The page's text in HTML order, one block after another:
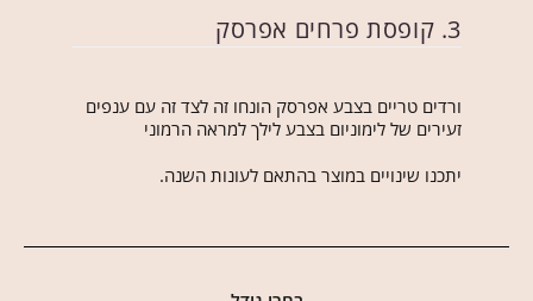
3. קופסת פרחים אפרסק
ורדים טריים בצבע אפרסק הונחו זה לצד זה עם ענפים
זעירים של לימוניום בצבע לילך למראה הרמוני
יתכנו שינויים במוצר בהתאם לעונות השנה.